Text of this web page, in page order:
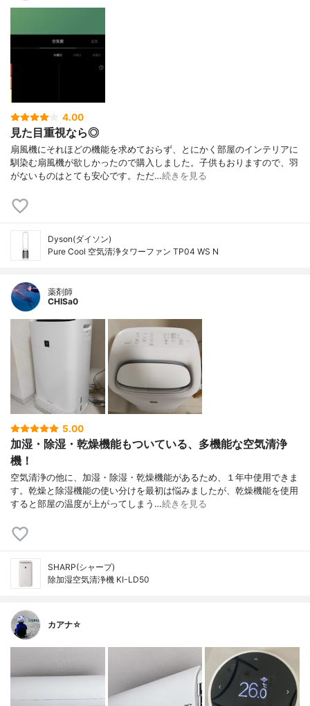
4.00
見た目重視なら◎
扇風機にそれほどの機能を求めておらず、とにかく部屋のインテリアに
馴染む扇風機が欲しかったので購入しました。子供もおりますので、羽
がないものはとても安心です。ただ…続きを見る
Dyson(ダイソン)
Pure Cool 空気清浄タワーファン TP04 WS N
薬剤師
CHISa0
5.00
加湿・除湿・乾燥機能もついている、多機能な空気清浄
機！
空気清浄の他に、加湿・除湿・乾燥機能があるため、１年中使用できま
す。乾燥と除湿機能の使い分けを最初は悩みましたが、乾燥機能を使用
すると部屋の温度が上がってしまう…続きを見る
SHARP(シャープ)
除加湿空気清浄機 KI-LD50
カアナ☆